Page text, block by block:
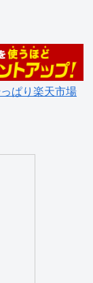
ぱり楽天市場